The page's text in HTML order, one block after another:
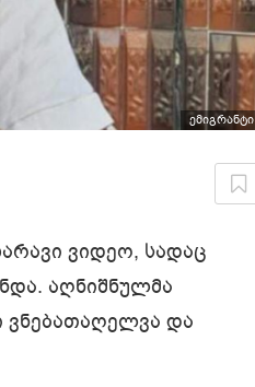
ემიგრანტი
ვიდეო, სადაც
აღნიშნულმა
ვნებათაღელვა და